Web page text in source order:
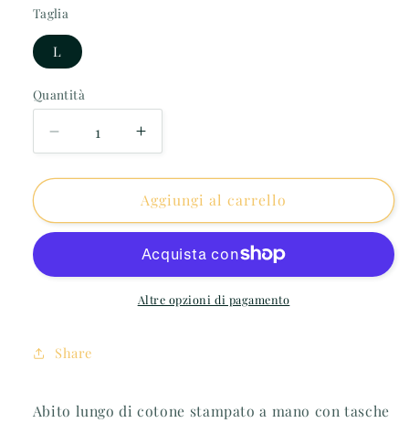
Taglia
L
Quantità
Diminuisci
quantità
per
di
a
Aumenta
quantità
per
Abito
di
stampato
a
mano
Aggiungi al carrello
Altre opzioni di pagamento
Share
Abito lungo di cotone stampato a mano con tasche